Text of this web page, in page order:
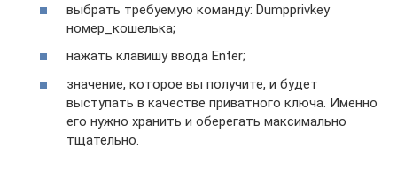
выбрать требуемую команду: Dumpprivkey
номер_кошелька;
нажать клавишу ввода Enter;
значение, которое вы получите, и будет
выступать в качестве приватного ключа. Именно
его нужно хранить и оберегать максимально
тщательно.